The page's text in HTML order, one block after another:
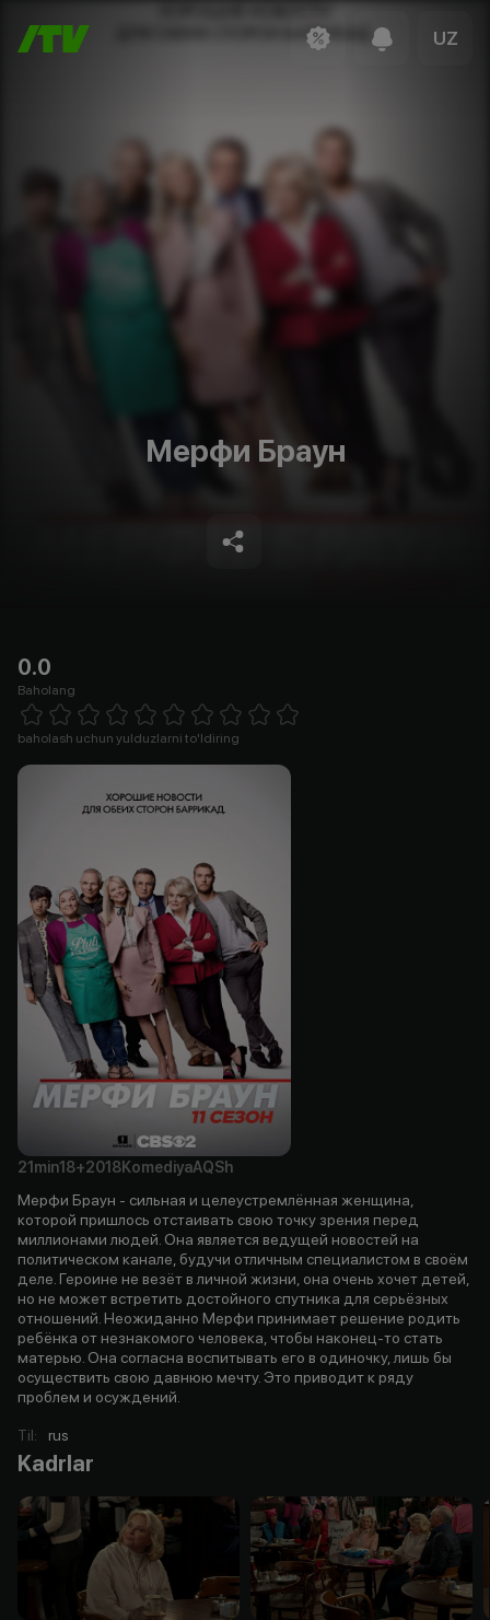
UZ
Мерфи Браун
0.0
Baholang
1 Star 2 Stars 3 Stars 4 Stars5 Stars 6 Stars7 Stars8 Stars
baholash uchun yulduzlarni to'ldiring
21min18+2018KomediyaAQSh
Мерфи Браун - сильная и целеустремлённая женщина,
которой пришлось отстаивать свою точку зрения перед
миллионами людей. Она является ведущей новостей на
политическом канале, будучи отличным специалистом в своём
деле. Героине не везёт в личной жизни, она очень хочет детей,
но не может встретить достойного спутника для серьёзных
отношений. Неожиданно Мерфи принимает решение родить
ребёнка от незнакомого человека, чтобы наконец-то стать
матерью. Она согласна воспитывать его в одиночку, лишь бы
осуществить свою давнюю мечту. Это приводит к ряду
проблем и осуждений.
Til: rus
Kadrlar